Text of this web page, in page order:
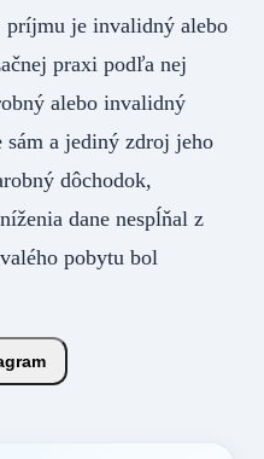
príjmu je invalidný alebo
praxi podľa nej
alebo invalidný
sám a jediný zdroj jeho
dôchodok,
dane nespĺňal z
pobytu bol